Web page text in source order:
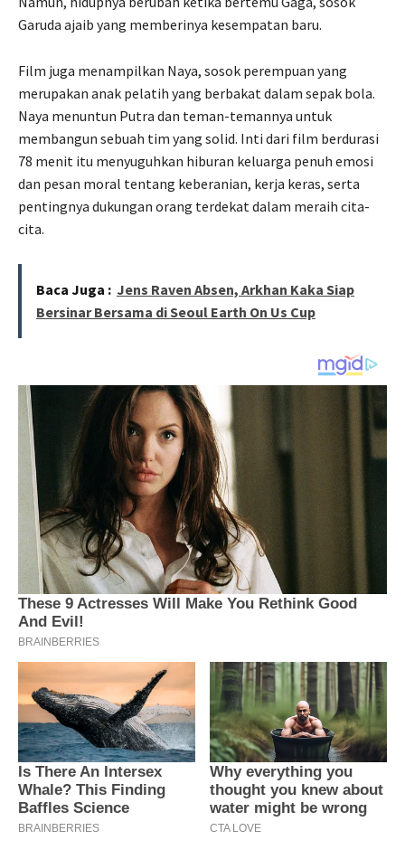
Garuda ajaib yang memberinya kesempatan baru.
Film juga menampilkan Naya, sosok perempuan yang
merupakan anak pelatih yang berbakat dalam sepak bola.
Naya menuntun Putra dan teman-temannya untuk
membangun sebuah tim yang solid. Inti dari film berdurasi
78 menit itu menyuguhkan hiburan keluarga penuh emosi
dan pesan moral tentang keberanian, kerja keras, serta
pentingnya dukungan orang terdekat dalam meraih cita-
cita.
Baca Juga : Jens Raven Absen, Arkhan Kaka Siap
Bersinar Bersama di Seoul Earth On Us Cup